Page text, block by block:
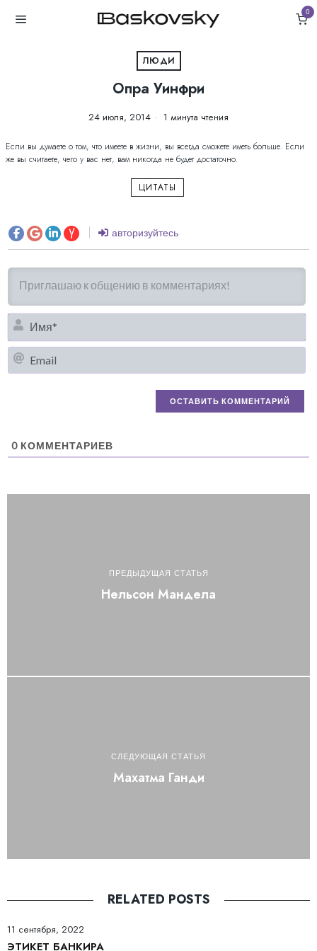
0
ЛЮДИ
Опра Уинфри
24 июля, 2014 1 минута чтения
Если вы думаете о том, что имеете в жизни, вы всегда сможете иметь больше. Если
же вы считаете, чего у вас нет, вам никогда не будет достаточно.
ЦИТАТЫ
авторизуйтесь
0 КОММЕНТАРИЕВ
ПРЕДЫДУЩАЯ СТАТЬЯ
Нельсон Мандела
СЛЕДУЮЩАЯ СТАТЬЯ
Махатма Ганди
RELATED POSTS
11 сентября, 2022
ЭТИКЕТ БАНКИРА